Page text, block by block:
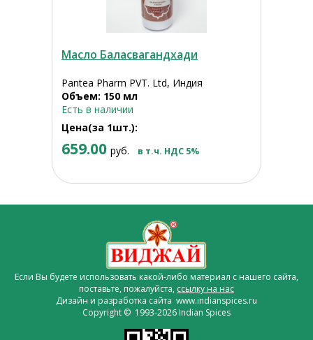
Масло Баласвагандхади
Pantea Pharm PVT. Ltd, Индия
Объем: 150 мл
Есть в наличии
Цена(за 1шт.):
659.00 руб. в т.ч. НДС 5%
Если Вы будете использовать какой-либо материал с нашего сайта,
поставьте, пожалуйста, ссылку на нас
Дизайн и разработка сайта www.indianspices.ru
Copyright © 1993-2026 Indian Spices